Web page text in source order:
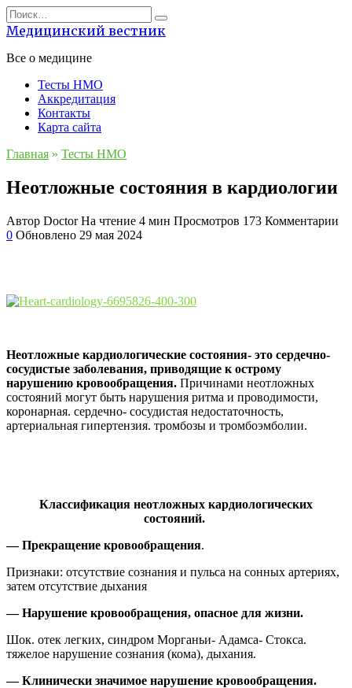
Перейти
к
содержанию
Search
for:
Медицинский вестник
Все о медицине
Тесты НМО
Аккредитация
Контакты
Карта сайта
Главная » Тесты НМО
Неотложные состояния в кардиологии
Автор Doctor На чтение 4 мин Просмотров 173 Комментарии
0 Обновлено 29 мая 2024
Неотложные кардиологические состояния- это сердечно-
сосудистые заболевания, приводящие к острому
нарушению кровообращения. Причинами неотложных
состояний могут быть нарушения ритма и проводимости,
коронарная. сердечно- сосудистая недостаточность,
артериальная гипертензия. тромбозы и тромбоэмболии.
Классификация неотложных кардиологических
состояний.
— Прекращение кровообращения.
Признаки: отсутствие сознания и пульса на сонных артериях,
затем отсутствие дыхания
— Нарушение кровообращения, опасное для жизни.
Шок. отек легких, синдром Морганьи- Адамса- Стокса.
тяжелое нарушение сознания (кома), дыхания.
— Клинически значимое нарушение кровообращения.